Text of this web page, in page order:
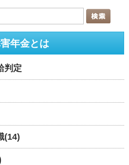
年金とは
判定
(14)